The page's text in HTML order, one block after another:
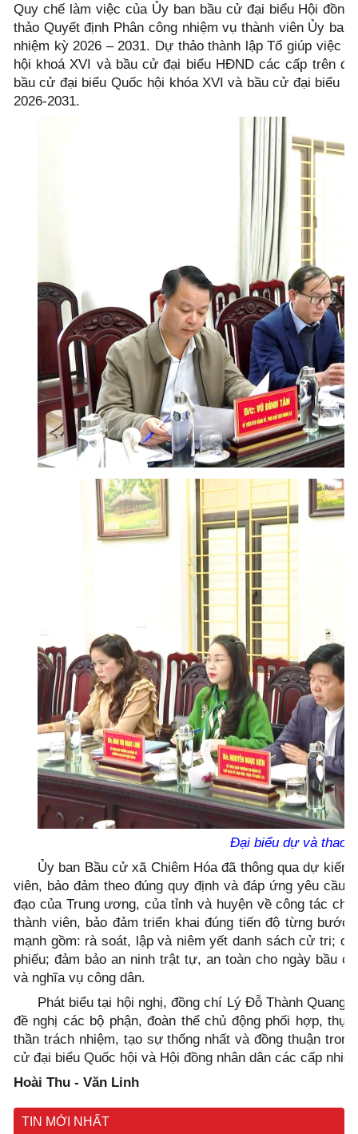
Quy chế làm việc của Ủy ban bầu cử đại biểu Hội
thảo Quyết định Phân công nhiệm vụ thành viên Ủy
nhiệm kỳ 2026 – 2031. Dự thảo thành lập Tổ giúp việc
hội khoá XVI và bầu cử đại biểu HĐND các cấp trên
bầu cử đại biểu Quốc hội khóa XVI và bầu cử đại biểu
2026-2031.
Đại biểu dự và thao
Ủy ban Bầu cử xã Chiêm Hóa đã thông qua dự
viên, bảo đảm theo đúng quy định và đáp ứng yêu cầu
đạo của Trung ương, của tỉnh và huyện về công tác
thành viên, bảo đảm triển khai đúng tiến độ từng
mạnh gồm: rà soát, lập và niêm yết danh sách cử tri;
phiếu; đảm bảo an ninh trật tự, an toàn cho ngày bầu
và nghĩa vụ công dân.
Phát biểu tại hội nghị, đồng chí Lý Đỗ Thành
đề nghị các bộ phận, đoàn thể chủ động phối hợp,
thần trách nhiệm, tạo sự thống nhất và đồng thuận
cử đại biểu Quốc hội và Hội đồng nhân dân các cấp
Hoài Thu - Văn Linh
TIN MỚI NHẤT